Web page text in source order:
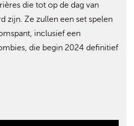
die tot op de dag van
zijn. Ze zullen een set spelen
inclusief een
die begin 2024 definitief